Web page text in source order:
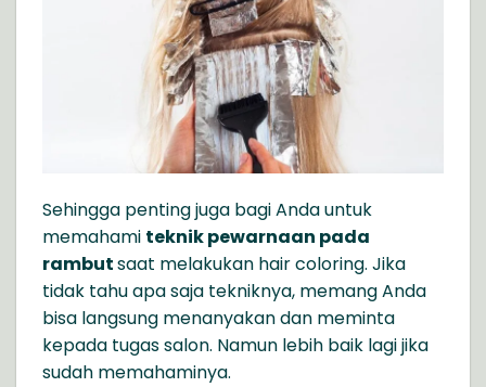
Sehingga penting juga bagi Anda untuk
memahami teknik pewarnaan pada
rambutsaat melakukan hair coloring. Jika
tidak tahu apa saja tekniknya, memang Anda
bisa langsung menanyakan dan meminta
kepada tugas salon. Namun lebih baik lagi jika
sudah memahaminya.